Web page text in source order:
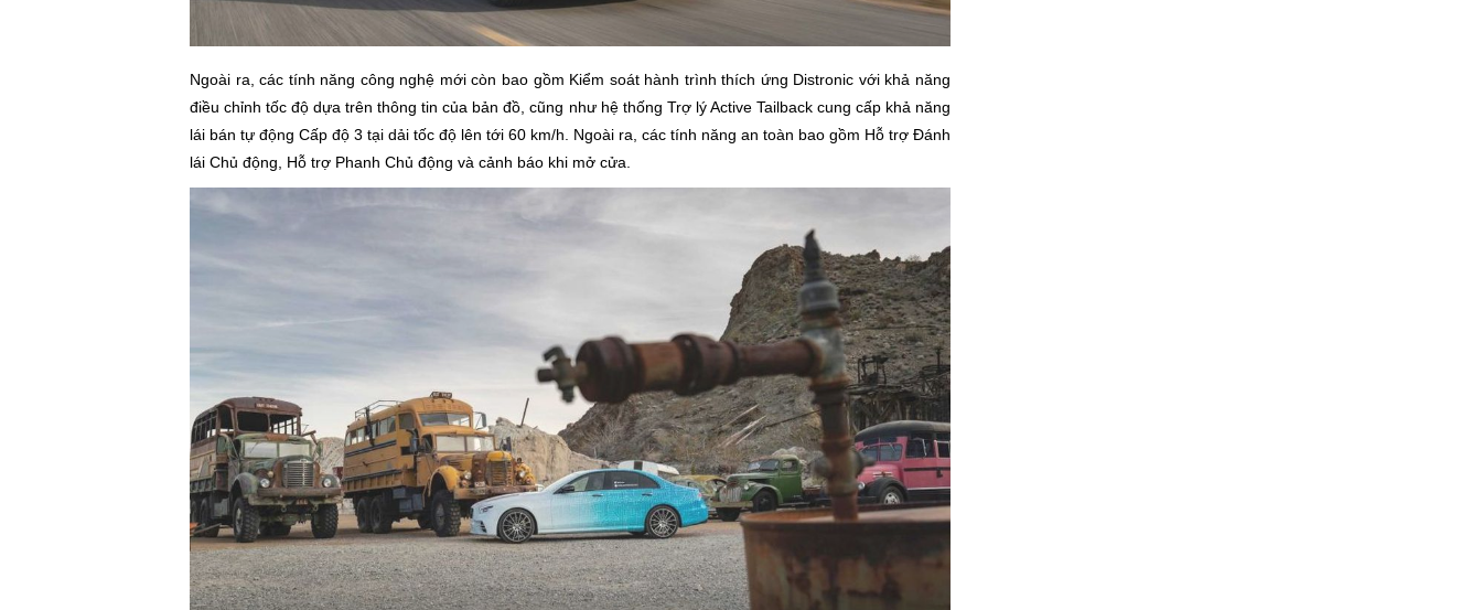
Ngoài ra, các tính năng công nghệ mới còn bao gồm Kiểm soát hành trình thích ứng Distronic với khả năng
điều chỉnh tốc độ dựa trên thông tin của bản đồ, cũng như hệ thống Trợ lý Active Tailback cung cấp khả năng
lái bán tự động Cấp độ 3 tại dải tốc độ lên tới 60 km/h. Ngoài ra, các tính năng an toàn bao gồm Hỗ trợ Đánh
lái Chủ động, Hỗ trợ Phanh Chủ động và cảnh báo khi mở cửa.